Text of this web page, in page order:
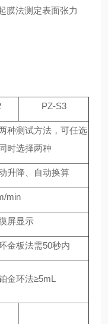
膜法测定表面张力
PZ-S3
种测试方法，可任选
时选择两种
升降、自动换算
min
屏显示
金板法需50秒内
金环法≥5mL